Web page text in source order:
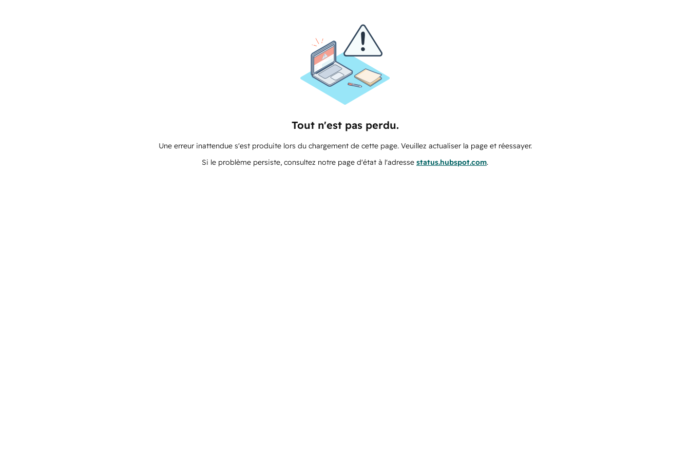
Tout n'est pas perdu.
Une erreur inattendue s'est produite lors du chargement de cette page. Veuillez actualiser la page et réessayer.
Si le problème persiste, consultez notre page d'état à l'adresse status.hubspot.com.